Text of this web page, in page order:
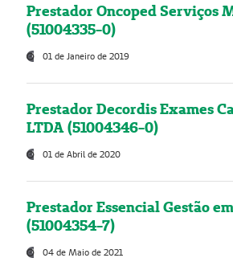
Prestador Oncoped Serviços
(51004335-0)
01 de Janeiro de 2019
Prestador Decordis Exames
LTDA (51004346-0)
01 de Abril de 2020
Prestador Essencial Gestão
(51004354-7)
04 de Maio de 2021